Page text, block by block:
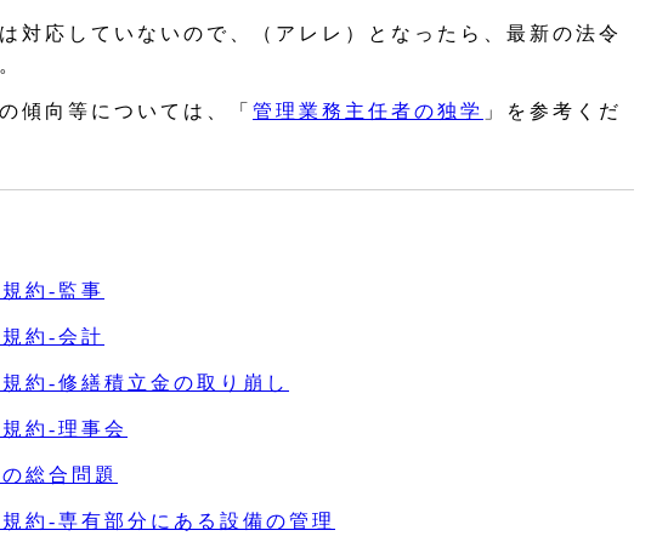
対応していないので、（アレレ）となったら、最新の法令
傾向等については、「 管理業務主任者の独学 」を参考くだ
約‐監事
約‐会計
約‐修繕積立金の取り崩し
約‐理事会
総合問題
約‐専有部分にある設備の管理